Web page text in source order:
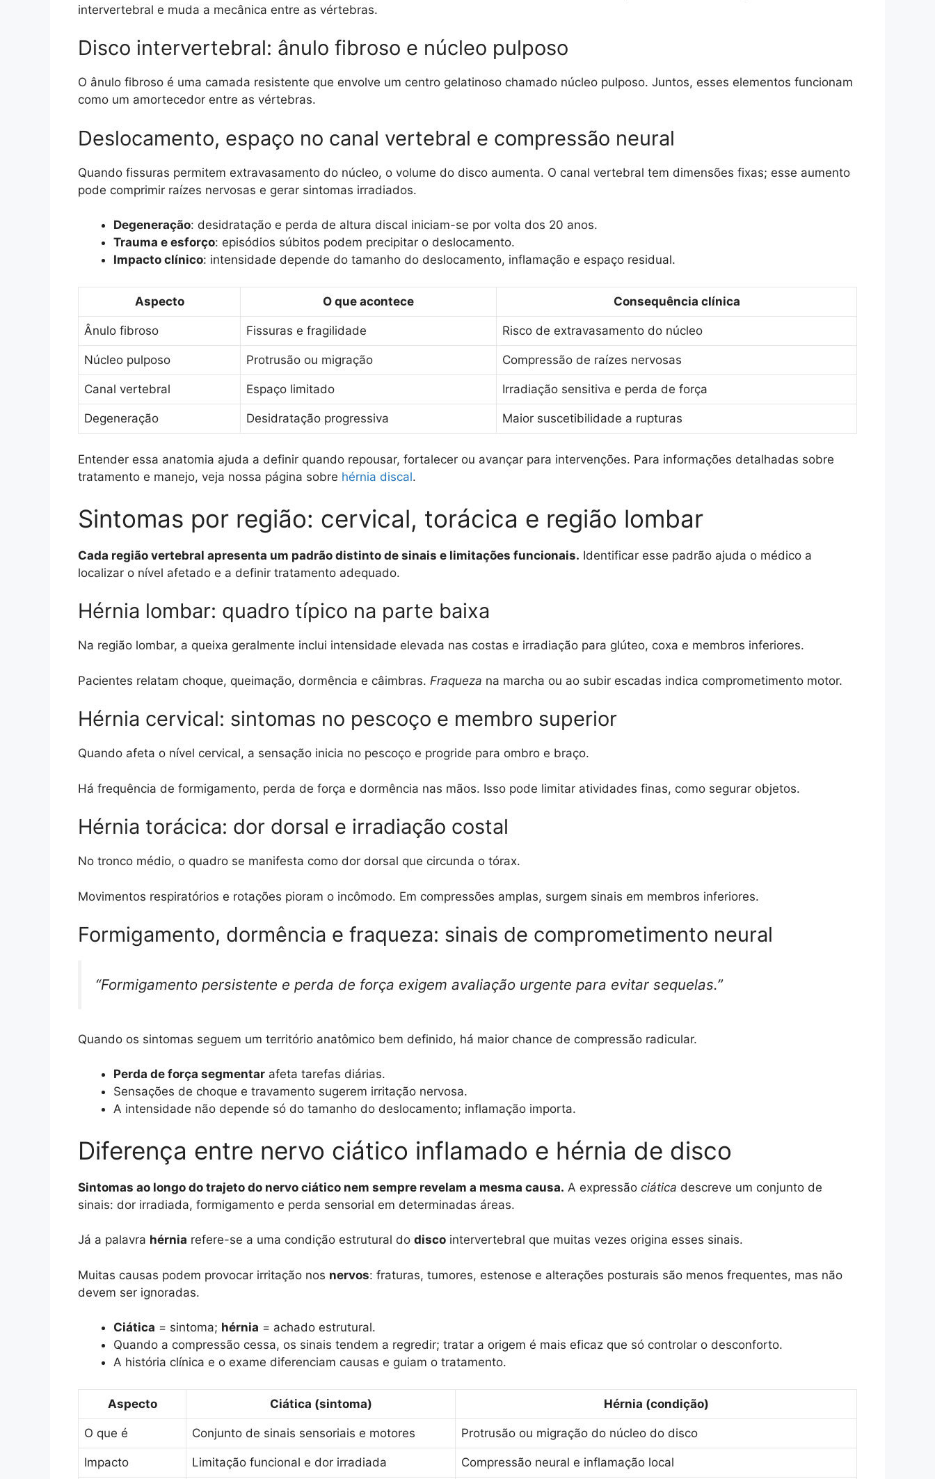
intervertebral e muda a mecânica entre as vértebras.
Disco intervertebral: ânulo fibroso e núcleo pulposo
O ânulo fibroso é uma camada resistente que envolve um centro gelatinoso chamado núcleo pulposo. Juntos, esses elementos funcionam
como um amortecedor entre as vértebras.
Deslocamento, espaço no canal vertebral e compressão neural
Quando fissuras permitem extravasamento do núcleo, o volume do disco aumenta. O canal vertebral tem dimensões fixas; esse aumento
pode comprimir raízes nervosas e gerar sintomas irradiados.
Degeneração: desidratação e perda de altura discal iniciam-se por volta dos 20 anos.
Trauma e esforço: episódios súbitos podem precipitar o deslocamento.
Impacto clínico: intensidade depende do tamanho do deslocamento, inflamação e espaço residual.
Aspecto O que acontece Consequência clínica
Ânulo fibroso Fissuras e fragilidade Risco de extravasamento do núcleo
Núcleo pulposo Protrusão ou migração Compressão de raízes nervosas
Canal vertebral Espaço limitado Irradiação sensitiva e perda de força
Degeneração Desidratação progressiva Maior suscetibilidade a rupturas
Entender essa anatomia ajuda a definir quando repousar, fortalecer ou avançar para intervenções. Para informações detalhadas sobre
tratamento e manejo, veja nossa página sobre hérnia discal.
Sintomas por região: cervical, torácica e região lombar
Cada região vertebral apresenta um padrão distinto de sinais e limitações funcionais. Identificar esse padrão ajuda o médico a
localizar o nível afetado e a definir tratamento adequado.
Hérnia lombar: quadro típico na parte baixa
Na região lombar, a queixa geralmente inclui intensidade elevada nas costas e irradiação para glúteo, coxa e membros inferiores.
Pacientes relatam choque, queimação, dormência e câimbras. Fraqueza na marcha ou ao subir escadas indica comprometimento motor.
Hérnia cervical: sintomas no pescoço e membro superior
Quando afeta o nível cervical, a sensação inicia no pescoço e progride para ombro e braço.
Há frequência de formigamento, perda de força e dormência nas mãos. Isso pode limitar atividades finas, como segurar objetos.
Hérnia torácica: dor dorsal e irradiação costal
No tronco médio, o quadro se manifesta como dor dorsal que circunda o tórax.
Movimentos respiratórios e rotações pioram o incômodo. Em compressões amplas, surgem sinais em membros inferiores.
Formigamento, dormência e fraqueza: sinais de comprometimento neural
“Formigamento persistente e perda de força exigem avaliação urgente para evitar sequelas.”
Quando os sintomas seguem um território anatômico bem definido, há maior chance de compressão radicular.
Perda de força segmentar afeta tarefas diárias.
Sensações de choque e travamento sugerem irritação nervosa.
A intensidade não depende só do tamanho do deslocamento; inflamação importa.
Diferença entre nervo ciático inflamado e hérnia de disco
Sintomas ao longo do trajeto do nervo ciático nem sempre revelam a mesma causa. A expressão ciática descreve um conjunto de
sinais: dor irradiada, formigamento e perda sensorial em determinadas áreas.
Já a palavra hérnia refere-se a uma condição estrutural do disco intervertebral que muitas vezes origina esses sinais.
Muitas causas podem provocar irritação nos nervos: fraturas, tumores, estenose e alterações posturais são menos frequentes, mas não
devem ser ignoradas.
Ciática = sintoma; hérnia = achado estrutural.
Quando a compressão cessa, os sinais tendem a regredir; tratar a origem é mais eficaz que só controlar o desconforto.
A história clínica e o exame diferenciam causas e guiam o tratamento.
Aspecto Ciática (sintoma) Hérnia (condição)
O que é Conjunto de sinais sensoriais e motores Protrusão ou migração do núcleo do disco
Impacto Limitação funcional e dor irradiada Compressão neural e inflamação local